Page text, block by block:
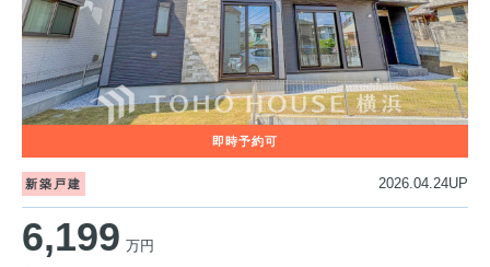
新築戸建 2026.04.24UP
6,199 万円